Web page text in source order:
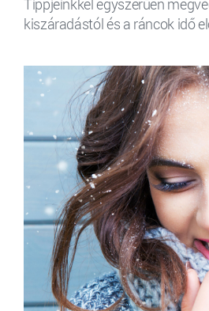
Tippjeinkkel egyszerűen
kiszáradástól és a ráncok idő